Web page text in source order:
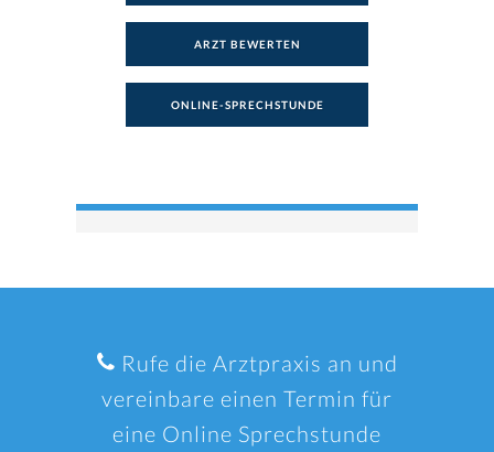
ARZT BEWERTEN
ONLINE-SPRECHSTUNDE
Rufe die Arztpraxis an und
vereinbare einen Termin für
eine Online Sprechstunde